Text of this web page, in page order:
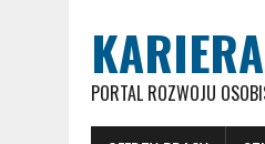
PORTAL ROZWOJU